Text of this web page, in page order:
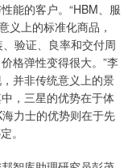
能的客户。“HBM、服
义上的标准化商品，
验证、良率和交付周
格弹性变得很大。”李
并非传统意义上的景
，三星的优势在于体
力士的优势则在于先
。